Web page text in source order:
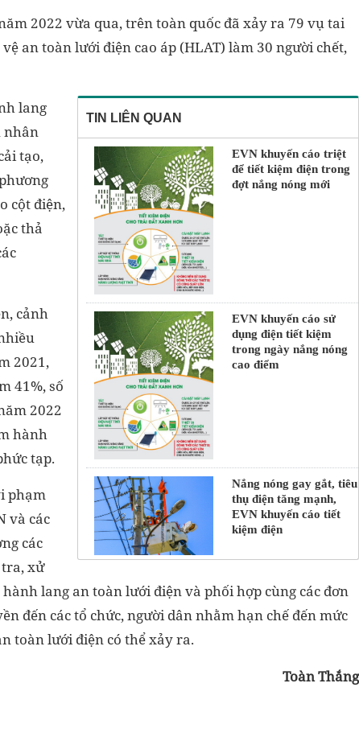
2022 vừa qua, trên toàn quốc đã xảy ra 79 vụ tai
an toàn lưới điện cao áp (HLAT) làm 30 người chết,
TIN LIÊN QUAN
EVN khuyến cáo triệt
để tiết kiệm điện trong
đợt nắng nóng mới
EVN khuyến cáo sử
dụng điện tiết kiệm
trong ngày nắng nóng
cao điểm
Nắng nóng gay gắt, tiêu
thụ điện tăng mạnh,
EVN khuyến cáo tiết
kiệm điện
lang
nhân
tạo,
cột điện,
thả
cảnh
2021,
41%, số
2022
hành
tạp.
phạm
và các
các
xử
lang an toàn lưới điện và phối hợp cùng các đơn
đến các tổ chức, người dân nhằm hạn chế đến mức
toàn lưới điện có thể xảy ra.
Toàn Thắng